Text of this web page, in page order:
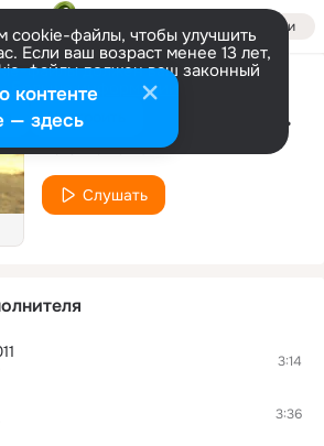
Войти
cookie-файлы, чтобы улучшить
Если ваш возраст менее 13 лет,
файлы должен ваш законный
Больше информации
Настроить Space 1977 (Extended Edit)
DJ Chris Parker
Слушать
3:14
3:36
контенте
— здесь